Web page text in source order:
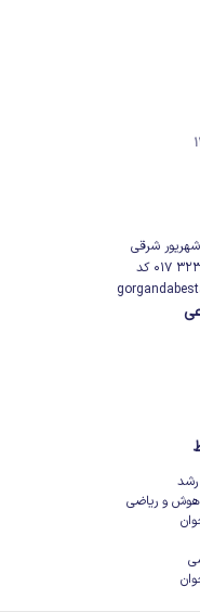
شهریور شرقی
رشد
هوش و ریاضی